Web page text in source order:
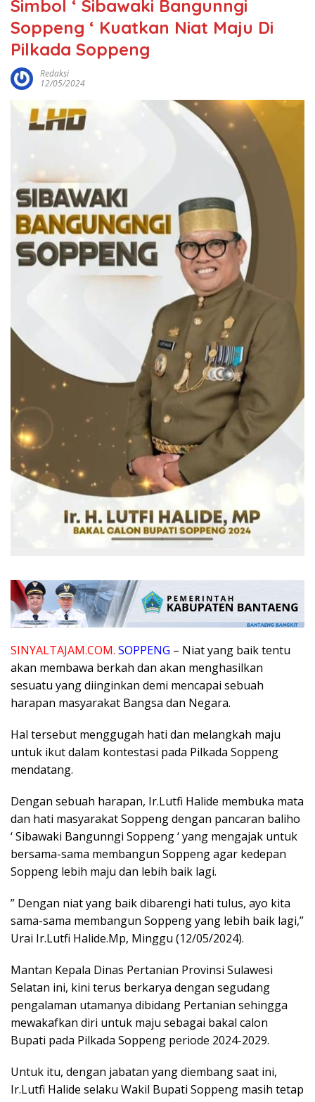
Simbol ‘ Sibawaki Bangunngi
Soppeng ‘ Kuatkan Niat Maju Di
Pilkada Soppeng
Redaksi
12/05/2024
SINYALTAJAM.COM. SOPPENG – Niat yang baik tentu
akan membawa berkah dan akan menghasilkan
sesuatu yang diinginkan demi mencapai sebuah
harapan masyarakat Bangsa dan Negara.
Hal tersebut menggugah hati dan melangkah maju
untuk ikut dalam kontestasi pada Pilkada Soppeng
mendatang.
Dengan sebuah harapan, Ir.Lutfi Halide membuka mata
dan hati masyarakat Soppeng dengan pancaran baliho
‘ Sibawaki Bangunngi Soppeng ‘ yang mengajak untuk
bersama-sama membangun Soppeng agar kedepan
Soppeng lebih maju dan lebih baik lagi.
” Dengan niat yang baik dibarengi hati tulus, ayo kita
sama-sama membangun Soppeng yang lebih baik lagi,”
Urai Ir.Lutfi Halide.Mp, Minggu (12/05/2024).
Mantan Kepala Dinas Pertanian Provinsi Sulawesi
Selatan ini, kini terus berkarya dengan segudang
pengalaman utamanya dibidang Pertanian sehingga
mewakafkan diri untuk maju sebagai bakal calon
Bupati pada Pilkada Soppeng periode 2024-2029.
Untuk itu, dengan jabatan yang diembang saat ini,
Ir.Lutfi Halide selaku Wakil Bupati Soppeng masih tetap